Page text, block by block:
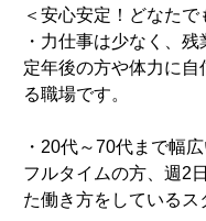
＜安心安定！どなたで
・力仕事は少なく、
定年後の方や体力に
る職場です。
・20代～70代まで幅
フルタイムの方、週2
た働き方をしているス